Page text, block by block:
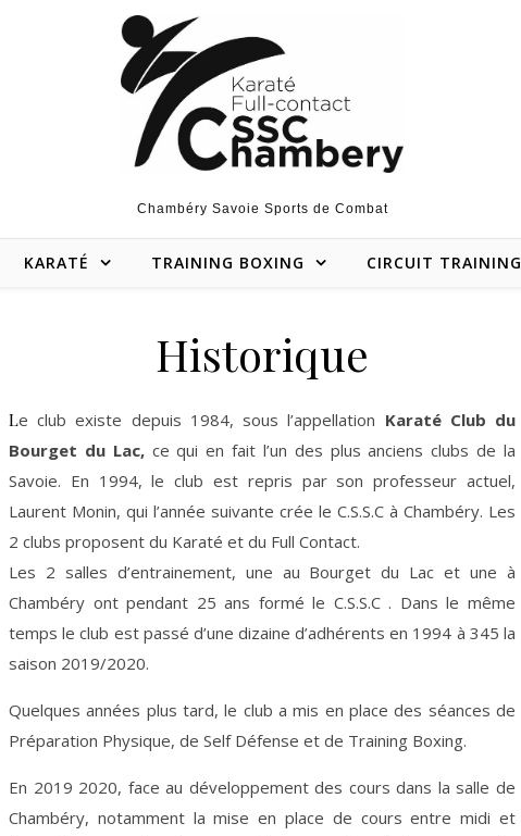
Chambéry Savoie Sports de Combat
KARATÉ TRAINING BOXING CIRCUIT TRAINING
Historique
Le club existe depuis 1984, sous l’appellation Karaté Club du
Bourget du Lac,ce qui en fait l’un des plus anciens clubs de la
Savoie. En 1994, le club est repris par son professeur actuel,
Laurent Monin, qui l’année suivante crée le C.S.S.C à Chambéry. Les
2 clubs proposent du Karaté et du Full Contact.
Les 2 salles d’entrainement, une au Bourget du Lac et une à
Chambéry ont pendant 25 ans formé le C.S.S.C . Dans le même
temps le club est passé d’une dizaine d’adhérents en 1994 à 345 la
saison 2019/2020.
Quelques années plus tard, le club a mis en place des séances de
Préparation Physique, de Self Défense et de Training Boxing.
En 2019 2020, face au développement des cours dans la salle de
Chambéry, notamment la mise en place de cours entre midi et